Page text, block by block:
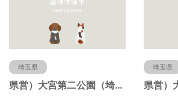
埼玉県
県営）大宮第二公園（埼玉県さいたま市）
埼玉県